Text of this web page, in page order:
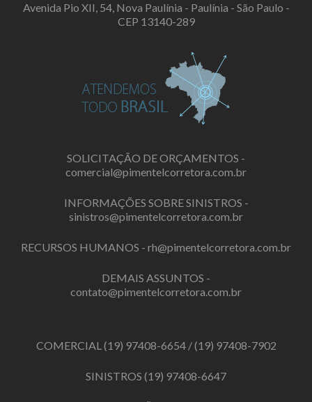
Avenida Pio XII, 54, Nova Paulínia - Paulínia - São Paulo -
CEP 13140-289
SOLICITAÇÃO DE ORÇAMENTOS -
comercial@pimentelcorretora.com.br
INFORMAÇÕES SOBRE SINISTROS -
sinistros@pimentelcorretora.com.br
RECURSOS HUMANOS - rh@pimentelcorretora.com.br
DEMAIS ASSUNTOS -
contato@pimentelcorretora.com.br
COMERCIAL(19) 97408-6654/(19) 97408-7902
SINISTROS (19) 97408-6647